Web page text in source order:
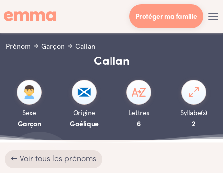
Protéger ma famille
Prénom Garçon Callan
Callan
Sexe
Garçon
Origine
Gaélique
Lettres
6
Syllabe(s)
2
← Voir tous les prénoms